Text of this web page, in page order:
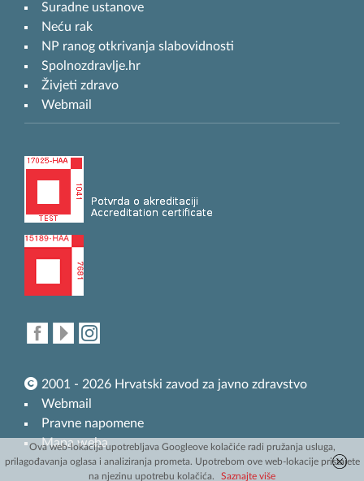
Suradne ustanove
Neću rak
NP ranog otkrivanja slabovidnosti
Spolnozdravlje.hr
Živjeti zdravo
Webmail
2001 - 2026 Hrvatski zavod za javno zdravstvo
Webmail
Pravne napomene
Mapa weba
Ova web-lokacija upotrebljava Googleove kolačiće radi pružanja usluga,
prilagođavanja oglasa i analiziranja prometa. Upotrebom ove web-lokacije pristajete
na njezinu upotrebu kolačića.
Saznajte više